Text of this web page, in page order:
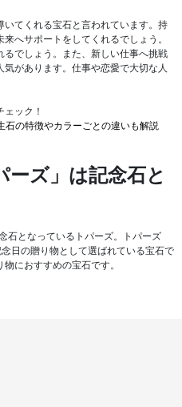
いてくれる宝石と言われています。持
へサポートをしてくれるでしょう。
でしょう。また、新しい仕事へ挑戦
があります。仕事や恋愛で大切な人
ェック！
石の特徴やカラーごとの違いも解説
ーズ」は記念石と
石となっているトパーズ。トパーズ
日の贈り物として選ばれている宝石で
におすすめの宝石です。